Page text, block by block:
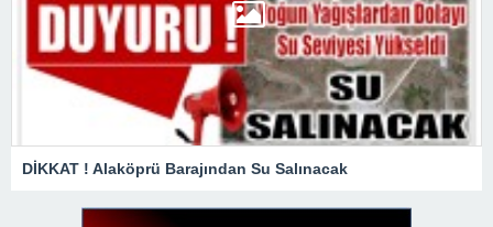
DİKKAT ! Alaköprü Barajından Su Salınacak